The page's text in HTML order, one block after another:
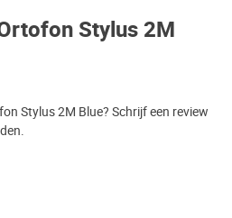
Stylus 2M
Stylus 2M Blue? Schrijf een review